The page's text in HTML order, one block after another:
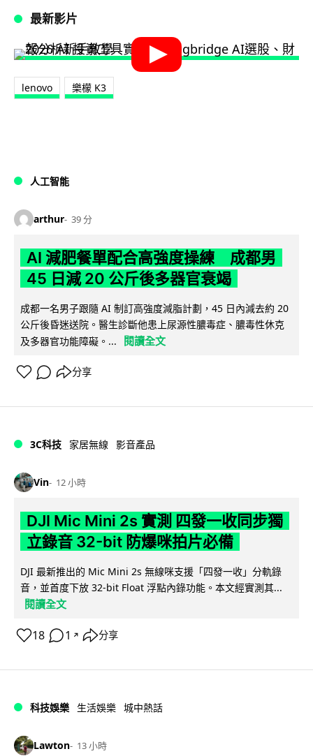
最新影片
lenovo 樂檬 K3
人工智能
arthur 39 分
AI 減肥餐單配合高強度操練 成都男
45 日減 20 公斤後多器官衰竭
成都一名男子跟隨 AI 制訂高強度減脂計劃，45 日內減去約 20
公斤後昏迷送院。醫生診斷他患上尿源性膿毒症、膿毒性休克
及多器官功能障礙。...
閱讀全文
分享
3C科技 家居無線 影音產品
Vin 12 小時
DJI Mic Mini 2s 實測 四發一收同步獨
立錄音 32-bit 防爆咪拍片必備
DJI 最新推出的 Mic Mini 2s 無線咪支援「四發一收」分軌錄
音，並首度下放 32-bit Float 浮點內錄功能。本文經實測其...
閱讀全文
18 1 ↗ 分享
科技娛樂 生活娛樂 城中熱話
Lawton 13 小時